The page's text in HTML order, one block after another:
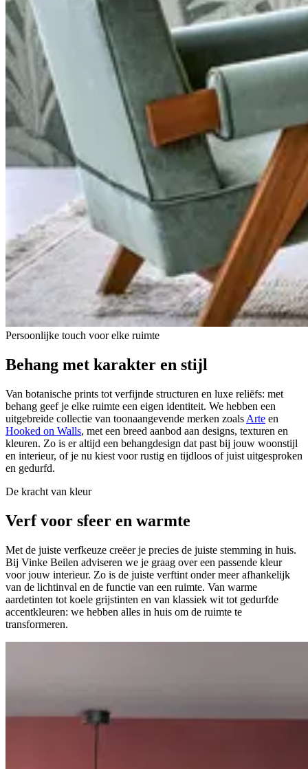
Persoonlijke touch voor elke ruimte
Behang met karakter en stijl
Van botanische prints tot verfijnde structuren en luxe reliëfs: met
behang geef je elke ruimte een eigen identiteit. We hebben een
uitgebreide collectie van toonaangevende merken zoals Arte en
Hooked on Walls, met een breed aanbod aan designs, texturen en
kleuren. Zo is er altijd een behangdesign dat past bij jouw woonstijl
en interieur, of je nu kiest voor rustig en tijdloos of juist uitgesproken
en gedurfd.
De kracht van kleur
Verf voor sfeer en warmte
Met de juiste verfkeuze creëer je precies de juiste stemming in huis.
Bij Vinke Beilen adviseren we je graag over een passende kleur
voor jouw interieur. Zo is de juiste verftint onder meer afhankelijk
van de lichtinval en de functie van een ruimte. Van warme
aardetinten tot koele grijstinten en van klassiek wit tot gedurfde
accentkleuren: we hebben alles in huis om de ruimte te
transformeren.